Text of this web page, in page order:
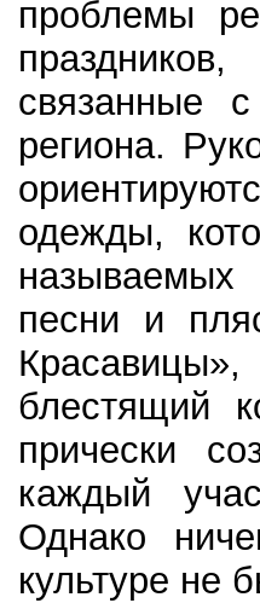
проблемы
связанные
региона.
одежды,
называемых
песни и
блестящий
прически
каждый
Однако
культуре не